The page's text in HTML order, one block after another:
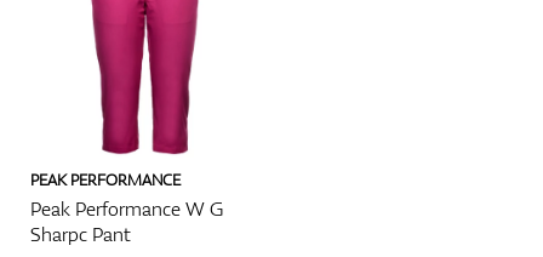
PEAK PERFORMANCE
Peak Performance W G
Sharpc Pant